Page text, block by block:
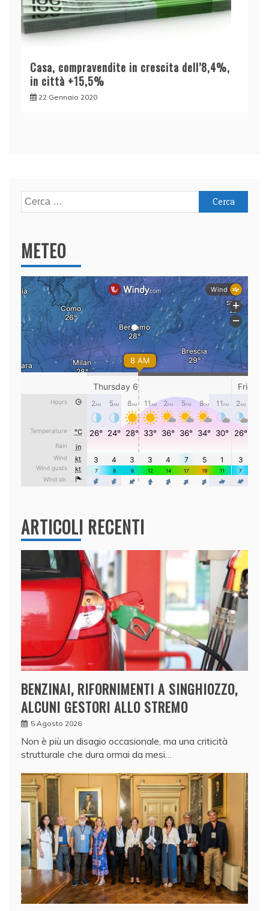
Casa, compravendite in crescita dell’8,4%,
in città +15,5%
22 Gennaio 2020
Ricerca
per:
METEO
ARTICOLI RECENTI
BENZINAI, RIFORNIMENTI A SINGHIOZZO,
ALCUNI GESTORI ALLO STREMO
5 Agosto 2026
Non è più un disagio occasionale, ma una criticità
strutturale che dura ormai da mesi…